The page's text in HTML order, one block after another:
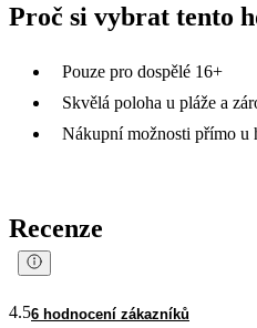
Proč si vybrat tento
Pouze pro dospělé 16+
Skvělá poloha u pláže a
Nákupní možnosti přímo u
Recenze
4.56 hodnocení zákazníků